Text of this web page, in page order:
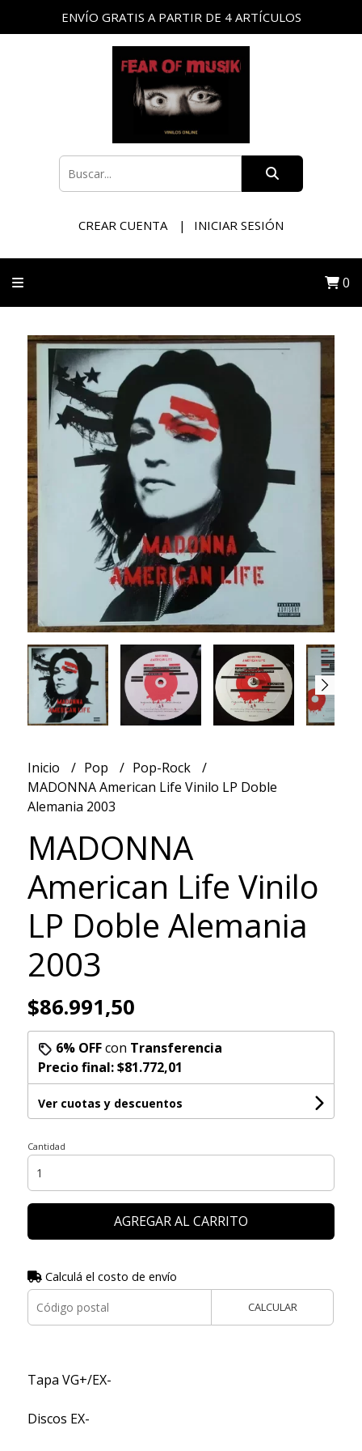
ENVÍO GRATIS A PARTIR DE 4 ARTÍCULOS
CREAR CUENTA INICIAR SESIÓN
0
Inicio Pop
Pop-Rock
MADONNA American Life Vinilo LP Doble
Alemania 2003
MADONNA
American Life Vinilo
LP Doble Alemania
2003
$86.991,50
6% OFFcon Transferencia
Precio final:$81.772,01
Ver cuotas y descuentos
Cantidad
AGREGAR AL CARRITO
Calculá el costo de envío
CALCULAR
Tapa VG+/EX-
Discos EX-